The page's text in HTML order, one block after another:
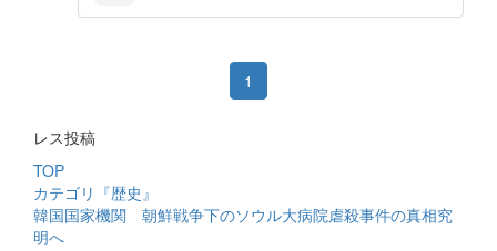
1
レス投稿
TOP
カテゴリ『歴史』
韓国国家機関 朝鮮戦争下のソウル大病院虐殺事件の真相究
明へ